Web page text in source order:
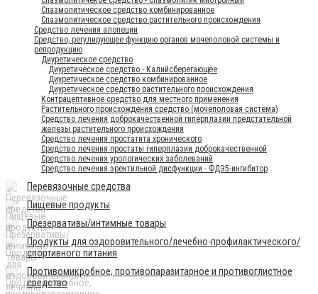
Спазмолитическое средство комбинированное
Спазмолитическое средство растительного происхождения
Средство лечения алопеции
Средство, регулирующее функцию органов мочеполовой системы и
репродукцию
Диуретическое средство
Диуретическое средство - Калийсберегающее
Диуретическое средство комбинированное
Диуретическое средство растительного происхождения
Контрацептивное средство для местного применения
Растительного происхождения средство (мочеполовая система)
Средство лечения доброкачественной гиперплазии предстательной
железы растительного происхождения
Средство лечения простатита хронического
Средство лечения простаты гиперплазии доброкачественной
Средство лечения урологических заболеваний
Средство лечения эректильной дисфункции - ФДЭ5-ингибитор
Перевязочные средства
Пищевые продукты
Презервативы/интимные товары
Продукты для оздоровительного/лечебно-профилактического/
спортивного питания
Противомикробное, противопаразитарное и противоглистное
средство